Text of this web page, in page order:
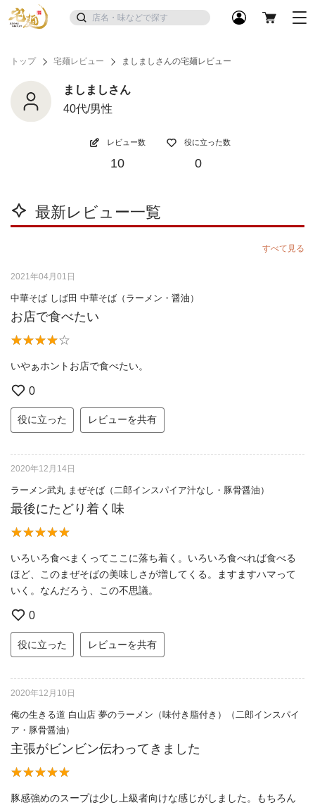
トップ 宅麺レビュー ましましさんの宅麺レビュー
ましましさん
40代/男性
レビュー数
10
役に立った数
0
最新レビュー一覧
すべて見る
2021年04月01日
中華そば しば田 中華そば（ラーメン・醤油）
お店で食べたい
いやぁホントお店で食べたい。
0
役に立った レビューを共有
2020年12月14日
ラーメン武丸 まぜそば（二郎インスパイア汁なし・豚骨醤油）
最後にたどり着く味
いろいろ食べまくってここに落ち着く。いろいろ食べれば食べる
ほど、このまぜそばの美味しさが増してくる。ますますハマって
いく。なんだろう、この不思議。
0
役に立った レビューを共有
2020年12月10日
俺の生きる道 白山店 夢のラーメン（味付き脂付き）（二郎インスパイ
ア・豚骨醤油）
主張がビンビン伝わってきました
豚感強めのスープは少し上級者向けな感じがしました。もちろん